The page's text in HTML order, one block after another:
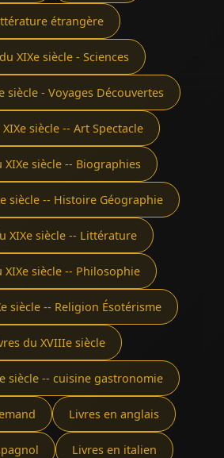
étrangère
XIXe siècle - Sciences
siècle - Voyages Découvertes
siècle -- Art Spectacle
XIXe siècle -- Biographies
siècle -- Histoire Géographie
XIXe siècle -- Littérature
XIXe siècle -- Philosophie
siècle -- Religion Ésotérisme
du XVIIIe siècle
siècle -- cuisine gastronomie
Livres en anglais
Livres en italien